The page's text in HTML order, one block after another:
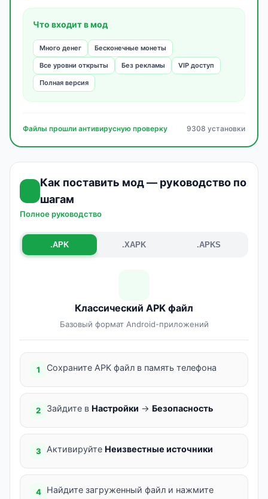
Что входит в мод
Много денег Бесконечные монеты
Все уровни открыты Без рекламы VIP доступ
Полная версия
Файлы прошли антивирусную проверку 9308 установки
Как поставить мод — руководство по
шагам
Полное руководство
.APK .XAPK .APKS
Классический APK файл
Базовый формат Android-приложений
1 Сохраните APK файл в память телефона
2 Зайдите в Настройки → Безопасность
3 Активируйте Неизвестные источники
4
Найдите загруженный файл и нажмите